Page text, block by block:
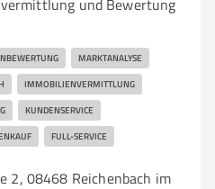
und Bewertung
MARKTANALYSE
IMMOBILIENVERMITTLUNG
KUNDENSERVICE
FULL-SERVICE
2, 08468 Reichenbach im